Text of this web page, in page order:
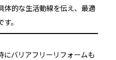
体的な生活動線を伝え、最適
。
にバリアフリーリフォームも